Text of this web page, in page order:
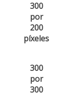
300
por
200
píxeles
300
por
300